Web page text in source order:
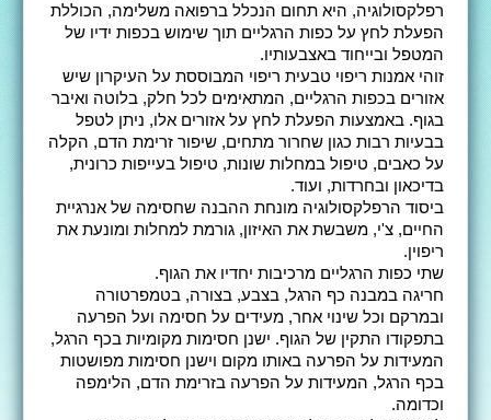
רפלקסולוגיה, היא תחום הנכלל ברפואה משלימה, הכוללת
הפעלת לחץ על כפות הרגליים תוך שימוש בכפות ידיו של
המטפל ובייחוד באצבעותיו.
זוהי אמנות ריפוי טבעית ריפוי המבוססת על העיקרון שיש
אזורים בכפות הרגליים, המתאימים לכל חלק, בלוטה ואיבר
בגוף. באמצעות הפעלת לחץ על אזורים אלו, ניתן לטפל
בבעיות רבות כגון שחרור מתחים, שיפור זרימת הדם, הקלה
על כאבים, טיפול במחלות שונות, טיפול בעייפות כרונית,
בדיכאון ובחרדות, ועוד.
ביסוד הרפלקסולוגיה מונחת ההבנה שחסימה של אנרגיית
החיים, צ'י, משבשת את האיזון, גורמת למחלות ומונעת את
ריפוין.
שתי כפות הרגליים מרכיבות יחדיו את הגוף.
חריגה במבנה כף הרגל, בצבע, בצורה, בטמפרטורה
ובמרקם וכל שינוי אחר, מעידים על חסימה ועל הפרעה
בתפקודו התקין של הגוף. ישנן חסימות מקומיות בכף הרגל,
המעידות על הפרעה באותו מקום וישנן חסימות מפושטות
בכף הרגל, המעידות על הפרעה בזרימת הדם, הלימפה
וכדומה.